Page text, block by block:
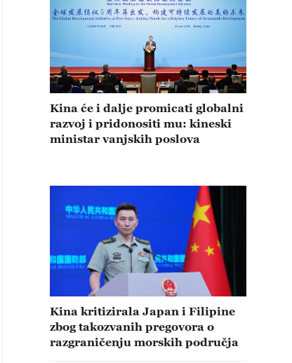
Kina će i dalje promicati globalni
razvoj i pridonositi mu: kineski
ministar vanjskih poslova
Kina kritizirala Japan i Filipine
zbog takozvanih pregovora o
razgraničenju morskih područja